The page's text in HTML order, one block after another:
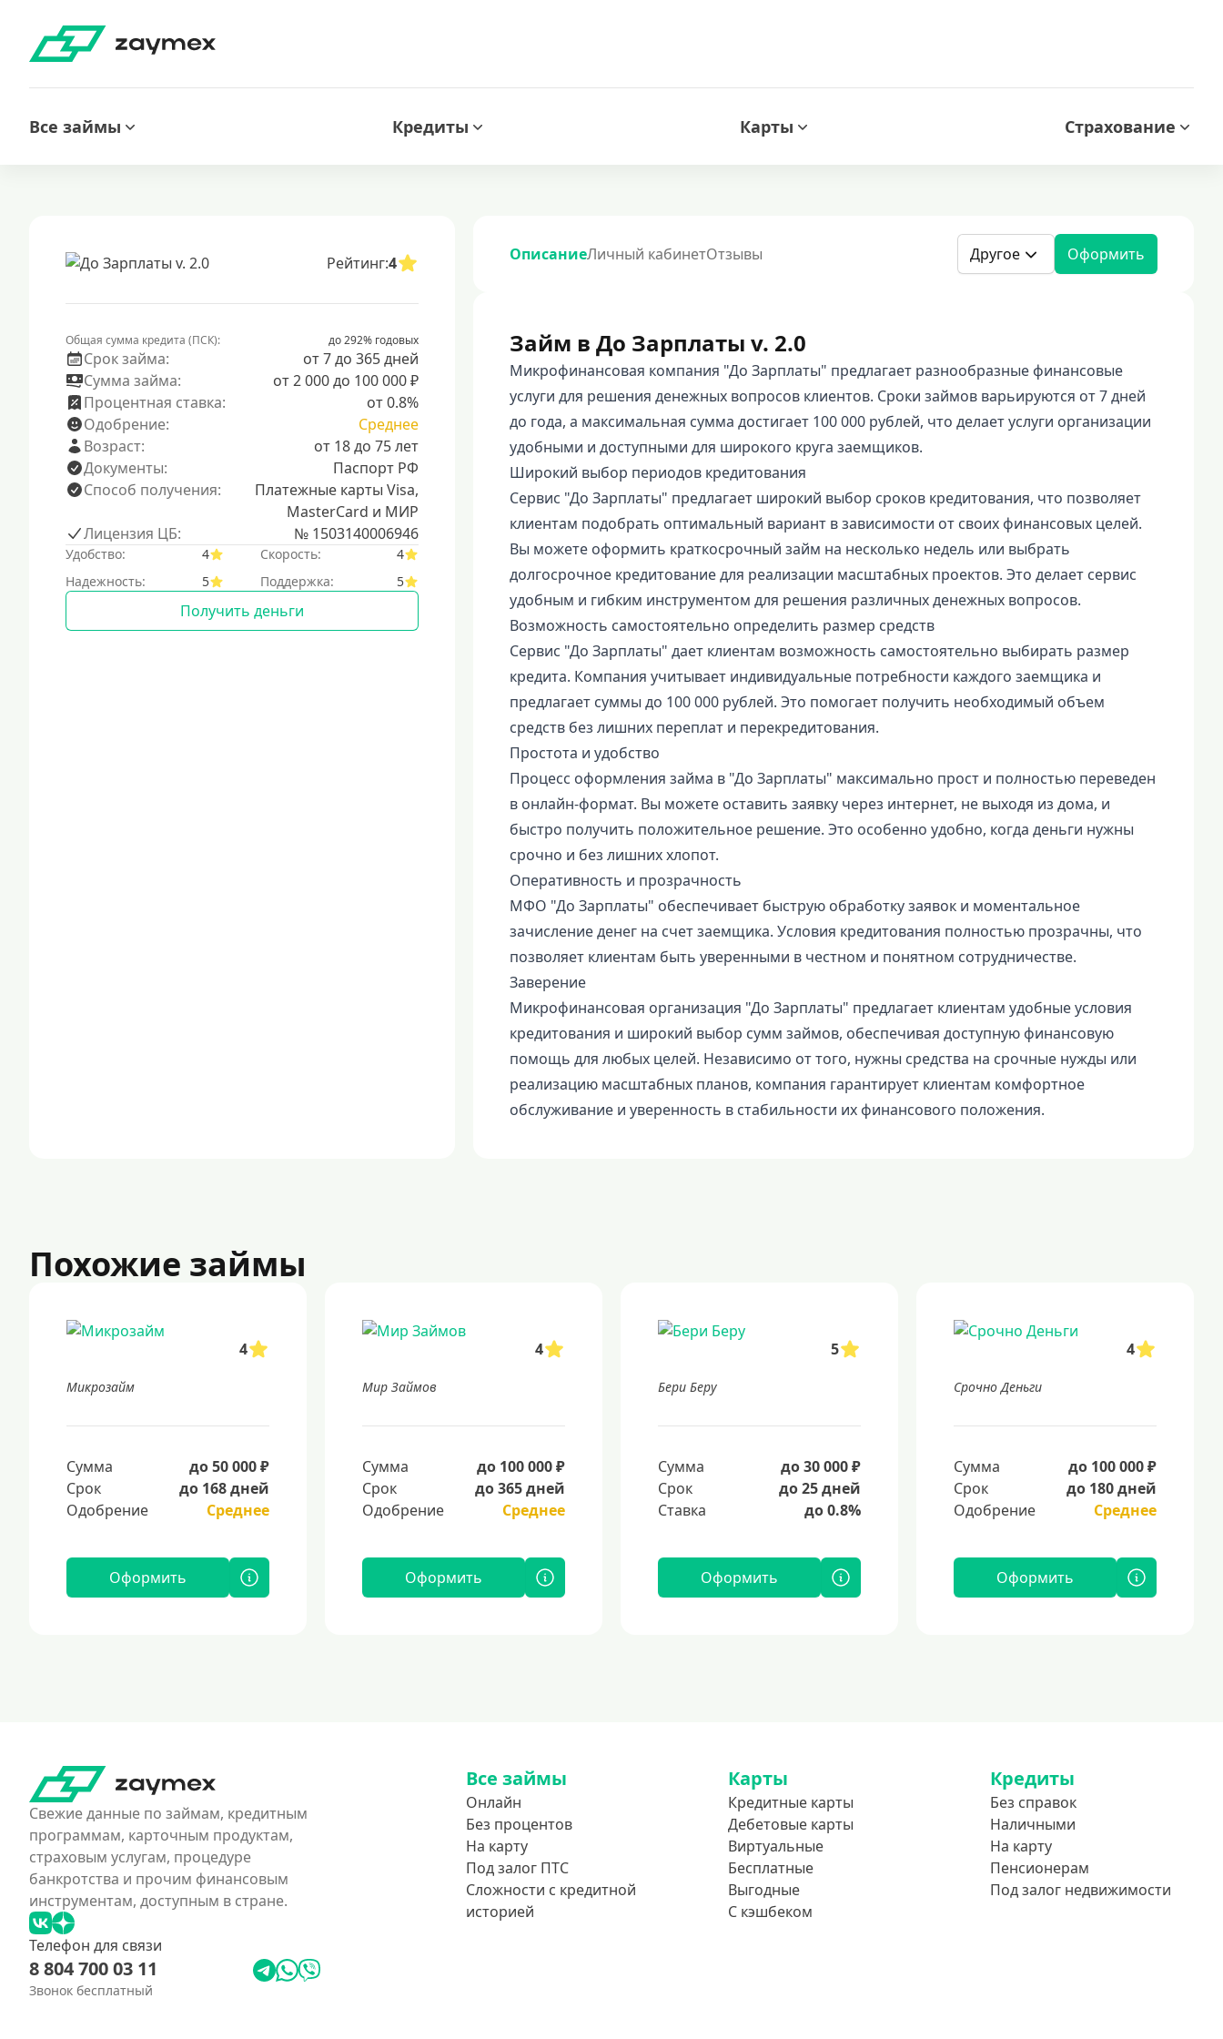
Все займы Кредиты Карты Страхование
Рейтинг:4
Общая сумма кредита (ПСК): до 292% годовых
Срок займа:
от 7 до 365 дней
Сумма займа:
от 2 000 до 100 000 ₽
Процентная ставка:
от 0.8%
Одобрение:
Среднее
Возраст:
от 18 до 75 лет
Документы:
Паспорт РФ
Способ получения:
Платежные карты Visa,
MasterCard и МИР
Лицензия ЦБ:
№ 1503140006946
Удобство: 4 Скорость:
4
Надежность:
5 Поддержка: 5
Получить деньги
ОписаниеЛичный кабинетОтзывы Другое Оформить
Займ в До Зарплаты v. 2.0
Микрофинансовая компания "До Зарплаты" предлагает разнообразные финансовые
услуги для решения денежных вопросов клиентов. Сроки займов варьируются от 7 дней
до года, а максимальная сумма достигает 100 000 рублей, что делает услуги организации
удобными и доступными для широкого круга заемщиков.
Широкий выбор периодов кредитования
Сервис "До Зарплаты" предлагает широкий выбор сроков кредитования, что позволяет
клиентам подобрать оптимальный вариант в зависимости от своих финансовых целей.
Вы можете оформить краткосрочный займ на несколько недель или выбрать
долгосрочное кредитование для реализации масштабных проектов. Это делает сервис
удобным и гибким инструментом для решения различных денежных вопросов.
Возможность самостоятельно определить размер средств
Сервис "До Зарплаты" дает клиентам возможность самостоятельно выбирать размер
кредита. Компания учитывает индивидуальные потребности каждого заемщика и
предлагает суммы до 100 000 рублей. Это помогает получить необходимый объем
средств без лишних переплат и перекредитования.
Простота и удобство
Процесс оформления займа в "До Зарплаты" максимально прост и полностью переведен
в онлайн-формат. Вы можете оставить заявку через интернет, не выходя из дома, и
быстро получить положительное решение. Это особенно удобно, когда деньги нужны
срочно и без лишних хлопот.
Оперативность и прозрачность
МФО "До Зарплаты" обеспечивает быструю обработку заявок и моментальное
зачисление денег на счет заемщика. Условия кредитования полностью прозрачны, что
позволяет клиентам быть уверенными в честном и понятном сотрудничестве.
Заверение
Микрофинансовая организация "До Зарплаты" предлагает клиентам удобные условия
кредитования и широкий выбор сумм займов, обеспечивая доступную финансовую
помощь для любых целей. Независимо от того, нужны средства на срочные нужды или
реализацию масштабных планов, компания гарантирует клиентам комфортное
обслуживание и уверенность в стабильности их финансового положения.
Похожие займы
4
Микрозайм
Сумма
до 50 000 ₽
Срок
до 168 дней
Одобрение
Среднее
Оформить
4
Мир Займов
Сумма
до 100 000 ₽
Срок
до 365 дней
Одобрение
Среднее
Оформить
5
Бери Беру
Сумма
до 30 000 ₽
Срок
до 25 дней
Ставка
до 0.8%
Оформить
4
Срочно Деньги
Сумма
до 100 000 ₽
Срок
до 180 дней
Одобрение
Среднее
Оформить
Свежие данные по займам, кредитным
программам, карточным продуктам,
страховым услугам, процедуре
банкротства и прочим финансовым
инструментам, доступным в стране.
Телефон для связи
8 804 700 03 11
Звонок бесплатный
Все займы
Онлайн
Без процентов
На карту
Под залог ПТС
Сложности с кредитной
историей
Карты
Кредитные карты
Дебетовые карты
Виртуальные
Бесплатные
Выгодные
С кэшбеком
Кредиты
Без справок
Наличными
На карту
Пенсионерам
Под залог недвижимости